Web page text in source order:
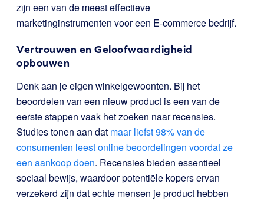
zijn een van de meest effectieve
marketinginstrumenten voor een E-commerce bedrijf.
Vertrouwen en Geloofwaardigheid
opbouwen
Denk aan je eigen winkelgewoonten. Bij het
beoordelen van een nieuw product is een van de
eerste stappen vaak het zoeken naar recensies.
Studies tonen aan dat maar liefst 98% van de
consumenten leest online beoordelingen voordat ze
een aankoop doen. Recensies bieden essentieel
sociaal bewijs, waardoor potentiële kopers ervan
verzekerd zijn dat echte mensen je product hebben